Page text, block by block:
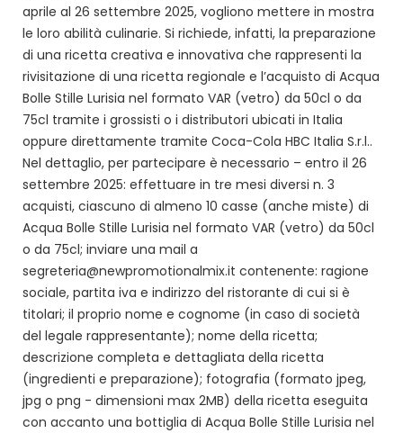
aprile al 26 settembre 2025, vogliono mettere in mostra
le loro abilità culinarie. Si richiede, infatti, la preparazione
di una ricetta creativa e innovativa che rappresenti la
rivisitazione di una ricetta regionale e l’acquisto di Acqua
Bolle Stille Lurisia nel formato VAR (vetro) da 50cl o da
75cl tramite i grossisti o i distributori ubicati in Italia
oppure direttamente tramite Coca-Cola HBC Italia S.r.l..
Nel dettaglio, per partecipare è necessario – entro il 26
settembre 2025: effettuare in tre mesi diversi n. 3
acquisti, ciascuno di almeno 10 casse (anche miste) di
Acqua Bolle Stille Lurisia nel formato VAR (vetro) da 50cl
o da 75cl; inviare una mail a
segreteria@newpromotionalmix.it contenente: ragione
sociale, partita iva e indirizzo del ristorante di cui si è
titolari; il proprio nome e cognome (in caso di società
del legale rappresentante); nome della ricetta;
descrizione completa e dettagliata della ricetta
(ingredienti e preparazione); fotografia (formato jpeg,
jpg o png - dimensioni max 2MB) della ricetta eseguita
con accanto una bottiglia di Acqua Bolle Stille Lurisia nel